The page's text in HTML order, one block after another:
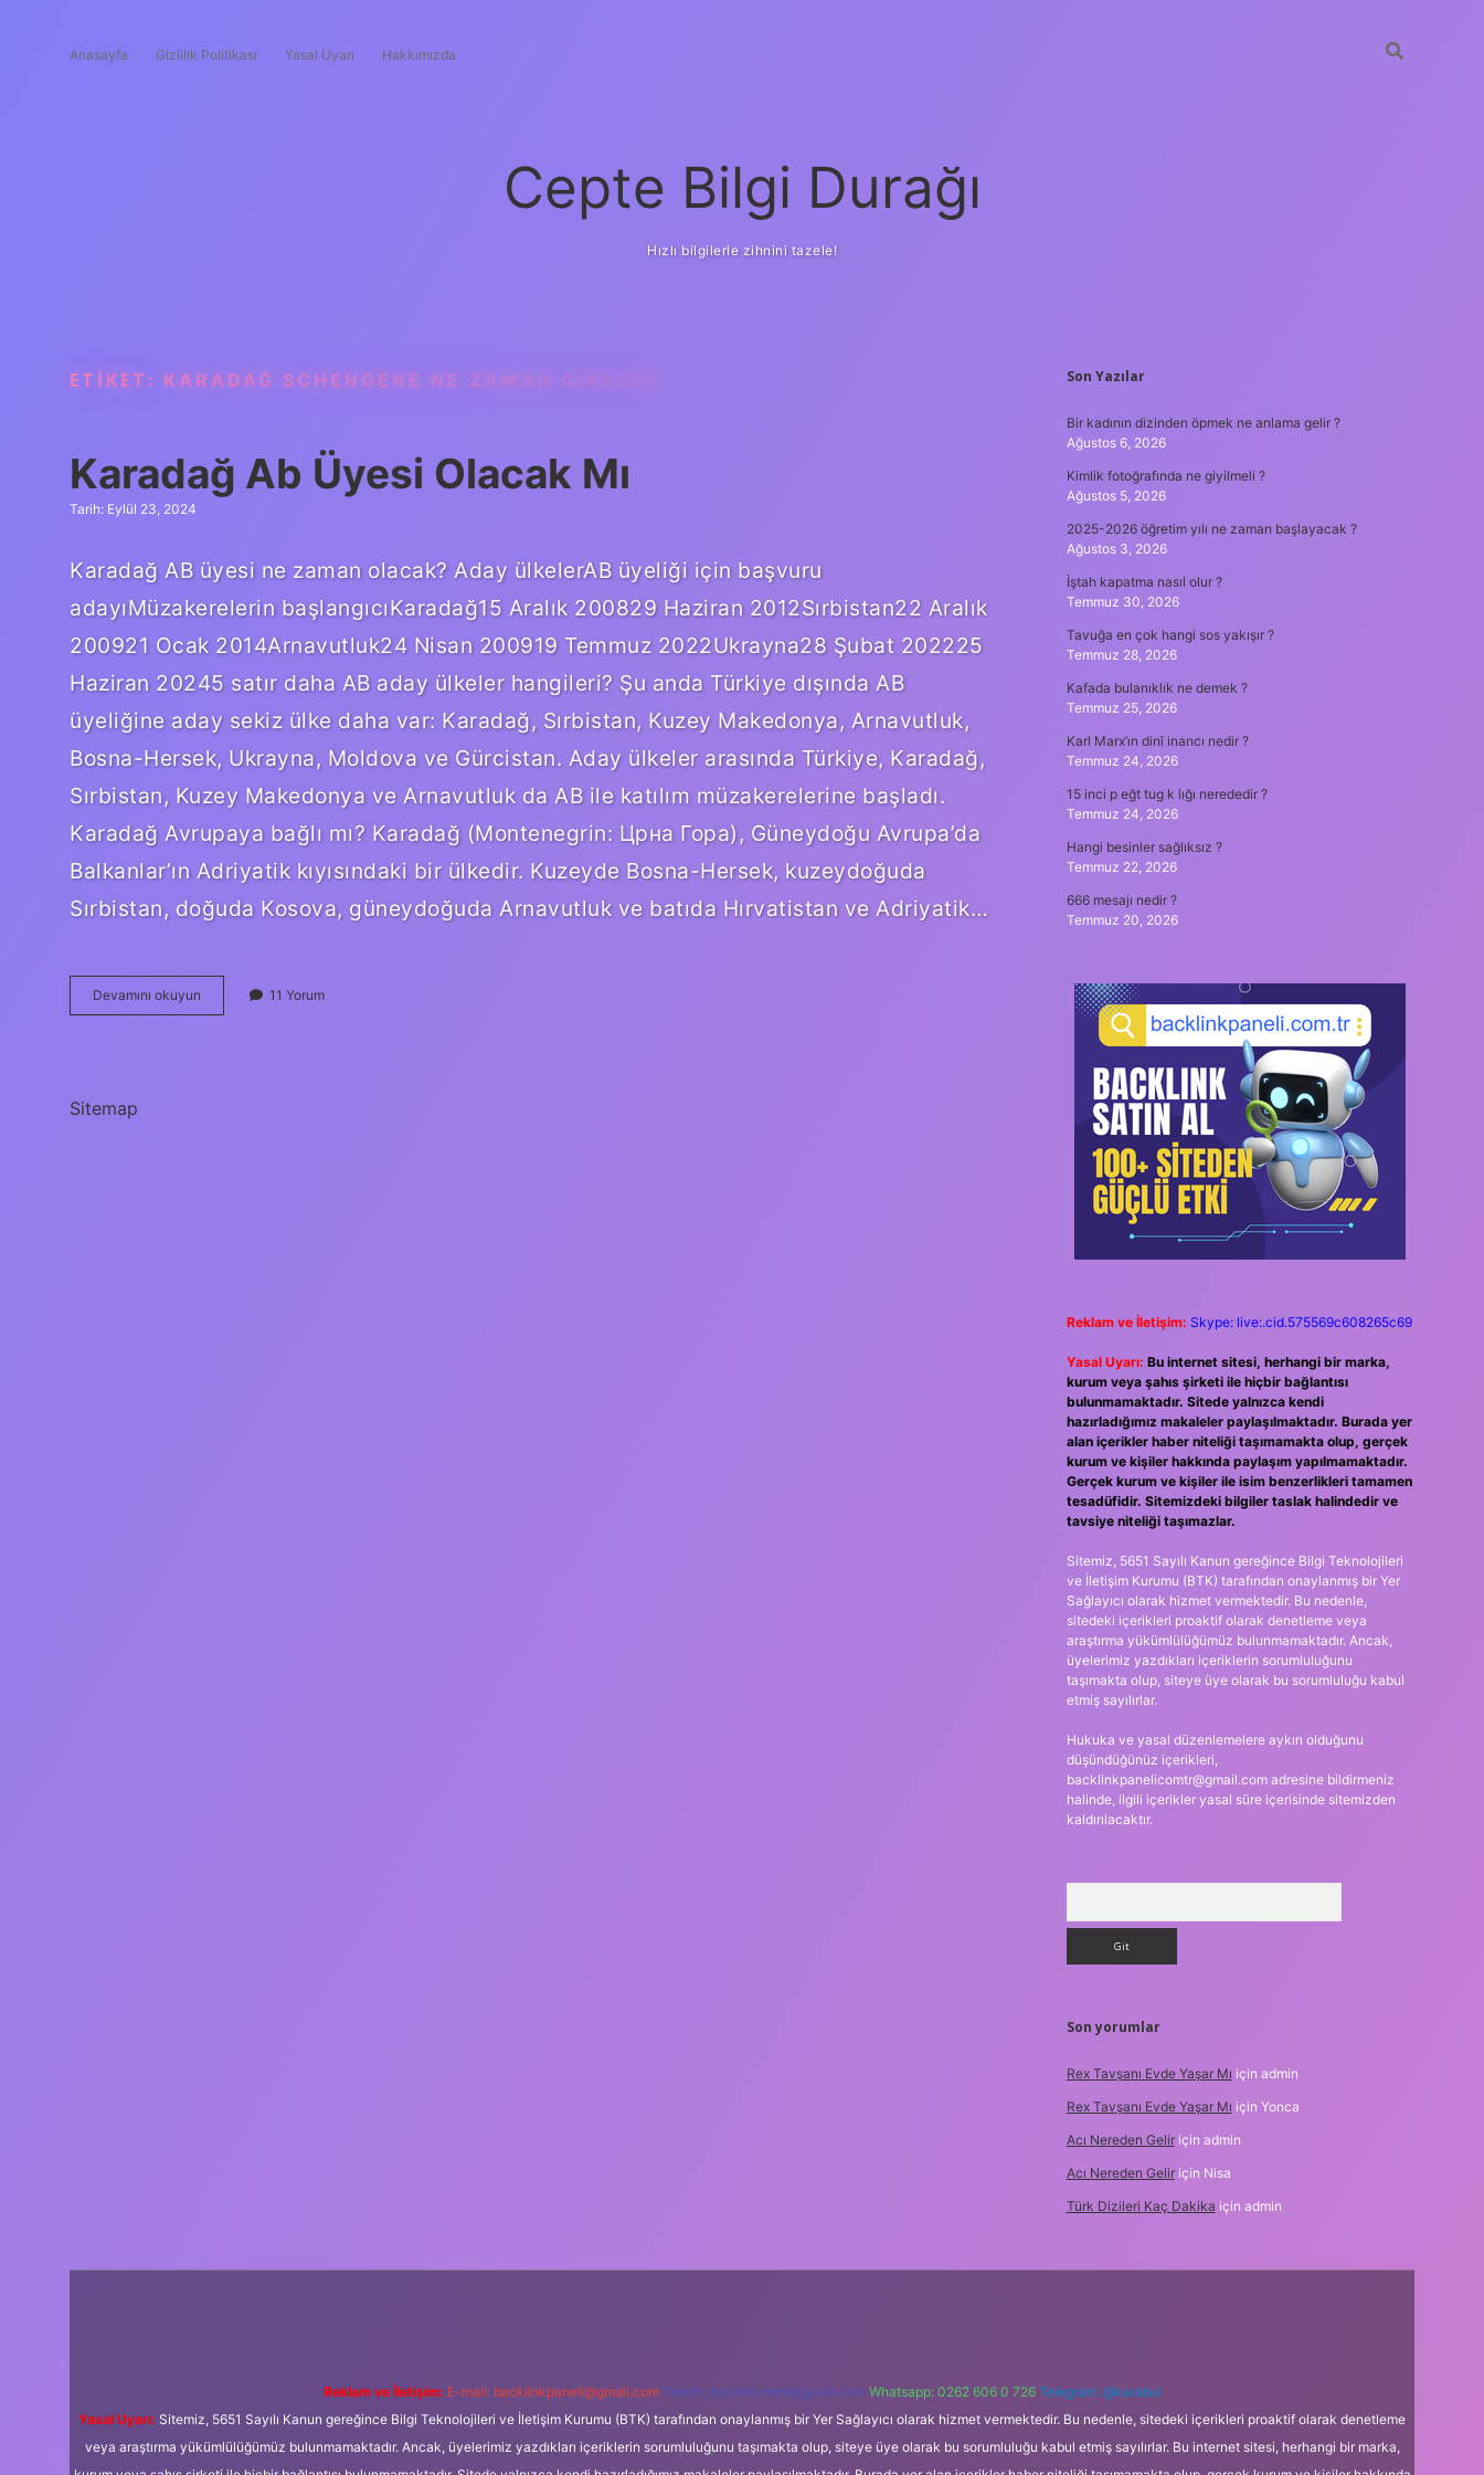
Anasayfa Gizlilik Politikası Yasal Uyarı Hakkımızda
Cepte Bilgi Durağı
Hızlı bilgilerle zihnini tazele!
ETIKET: KARADAĞ SCHENGENE NE ZAMAN GIRECEK
Karadağ Ab Üyesi Olacak Mı
Tarih: Eylül 23, 2024
Karadağ AB üyesi ne zaman olacak? Aday ülkelerAB üyeliği için başvuru
adayıMüzakerelerin başlangıcıKaradağ15 Aralık 200829 Haziran 2012Sırbistan22 Aralık
200921 Ocak 2014Arnavutluk24 Nisan 200919 Temmuz 2022Ukrayna28 Şubat 202225
Haziran 20245 satır daha AB aday ülkeler hangileri? Şu anda Türkiye dışında AB
üyeliğine aday sekiz ülke daha var: Karadağ, Sırbistan, Kuzey Makedonya, Arnavutluk,
Bosna-Hersek, Ukrayna, Moldova ve Gürcistan. Aday ülkeler arasında Türkiye, Karadağ,
Sırbistan, Kuzey Makedonya ve Arnavutluk da AB ile katılım müzakerelerine başladı.
Karadağ Avrupaya bağlı mı? Karadağ (Montenegrin: Црна Гора), Güneydoğu Avrupa’da
Balkanlar’ın Adriyatik kıyısındaki bir ülkedir. Kuzeyde Bosna-Hersek, kuzeydoğuda
Sırbistan, doğuda Kosova, güneydoğuda Arnavutluk ve batıda Hırvatistan ve Adriyatik…
Devamını okuyun Karadağ
Ab
11 Yorum
Sitemap
SIDEBAR
Son Yazılar
Bir kadının dizinden öpmek ne anlama gelir ?
Ağustos 6, 2026
Kimlik fotoğrafında ne giyilmeli ?
Ağustos 5, 2026
2025-2026 öğretim yılı ne zaman başlayacak ?
Ağustos 3, 2026
İştah kapatma nasıl olur ?
Temmuz 30, 2026
Tavuğa en çok hangi sos yakışır ?
Temmuz 28, 2026
Kafada bulanıklık ne demek ?
Temmuz 25, 2026
Karl Marx’ın dinî inancı nedir ?
Temmuz 24, 2026
15 inci p eğt tug k lığı nerededir ?
Temmuz 24, 2026
Hangi besinler sağlıksız ?
Temmuz 22, 2026
666 mesajı nedir ?
Temmuz 20, 2026
Reklam ve İletişim: Skype: live:.cid.575569c608265c69
Yasal Uyarı: Bu internet sitesi, herhangi bir marka,
kurum veya şahıs şirketi ile hiçbir bağlantısı
bulunmamaktadır. Sitede yalnızca kendi
hazırladığımız makaleler paylaşılmaktadır. Burada yer
alan içerikler haber niteliği taşımamakta olup, gerçek
kurum ve kişiler hakkında paylaşım yapılmamaktadır.
Gerçek kurum ve kişiler ile isim benzerlikleri tamamen
tesadüfidir. Sitemizdeki bilgiler taslak halindedir ve
tavsiye niteliği taşımazlar.
Sitemiz, 5651 Sayılı Kanun gereğince Bilgi Teknolojileri
ve İletişim Kurumu (BTK) tarafından onaylanmış bir Yer
Sağlayıcı olarak hizmet vermektedir. Bu nedenle,
sitedeki içerikleri proaktif olarak denetleme veya
araştırma yükümlülüğümüz bulunmamaktadır. Ancak,
üyelerimiz yazdıkları içeriklerin sorumluluğunu
taşımakta olup, siteye üye olarak bu sorumluluğu kabul
etmiş sayılırlar.
Hukuka ve yasal düzenlemelere aykırı olduğunu
düşündüğünüz içerikleri,
backlinkpanelicomtr@gmail.comadresine bildirmeniz
halinde, ilgili içerikler yasal süre içerisinde sitemizden
kaldırılacaktır.
Son yorumlar
Rex Tavşanı Evde Yaşar Mı için admin
Rex Tavşanı Evde Yaşar Mı için Yonca
Acı Nereden Geliriçin admin
Acı Nereden Geliriçin Nisa
Türk Dizileri Kaç Dakika için admin
Reklam ve İletişim: E-mail: backlinkpaneli@gmail.com Teams: forumhizmeti@gmail.com Whatsapp: 0262 606 0 726 Telegram: @karabul
Yasal Uyarı: Sitemiz, 5651 Sayılı Kanun gereğince Bilgi Teknolojileri ve İletişim Kurumu (BTK) tarafından onaylanmış bir Yer Sağlayıcı olarak hizmet vermektedir. Bu nedenle, sitedeki içerikleri proaktif olarak denetleme
veya araştırma yükümlülüğümüz bulunmamaktadır. Ancak, üyelerimiz yazdıkları içeriklerin sorumluluğunu taşımakta olup, siteye üye olarak bu sorumluluğu kabul etmiş sayılırlar. Bu internet sitesi, herhangi bir marka,